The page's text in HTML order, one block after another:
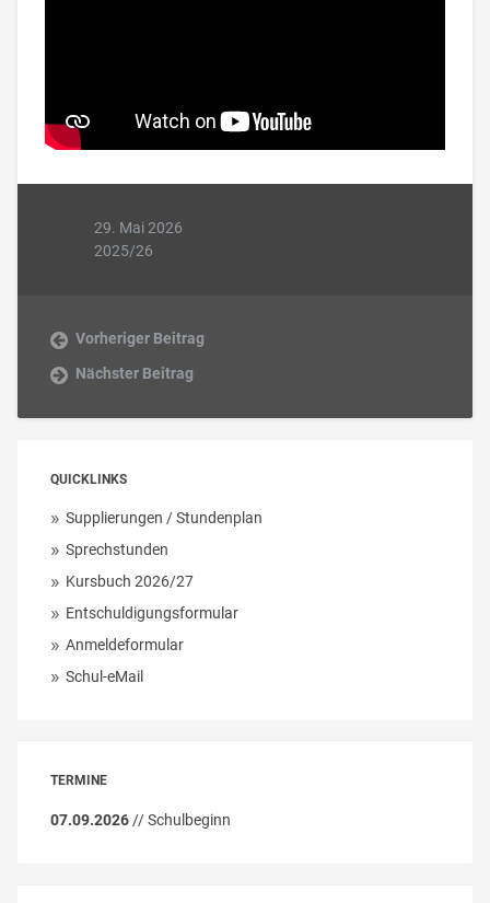
29. Mai 2026
2025/26
Vorheriger Beitrag
Nächster Beitrag
QUICKLINKS
Supplierungen / Stundenplan
Sprechstunden
Kursbuch 2026/27
Entschuldigungsformular
Anmeldeformular
Schul-eMail
TERMINE
07.09.2026// Schulbeginn